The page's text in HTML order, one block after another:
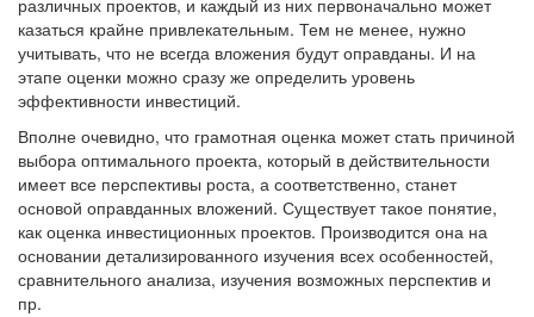
различных проектов, и каждый из них первоначально может
казаться крайне привлекательным. Тем не менее, нужно
учитывать, что не всегда вложения будут оправданы. И на
этапе оценки можно сразу же определить уровень
эффективности инвестиций.
Вполне очевидно, что грамотная оценка может стать причиной
выбора оптимального проекта, который в действительности
имеет все перспективы роста, а соответственно, станет
основой оправданных вложений. Существует такое понятие,
как оценка инвестиционных проектов. Производится она на
основании детализированного изучения всех особенностей,
сравнительного анализа, изучения возможных перспектив и
пр.